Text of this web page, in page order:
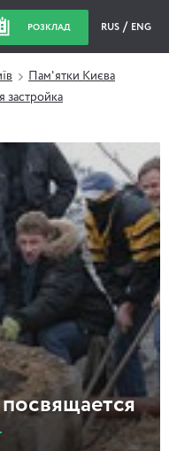
РОЗКЛАД RUS ENG
Пам'ятки Києва
застройка